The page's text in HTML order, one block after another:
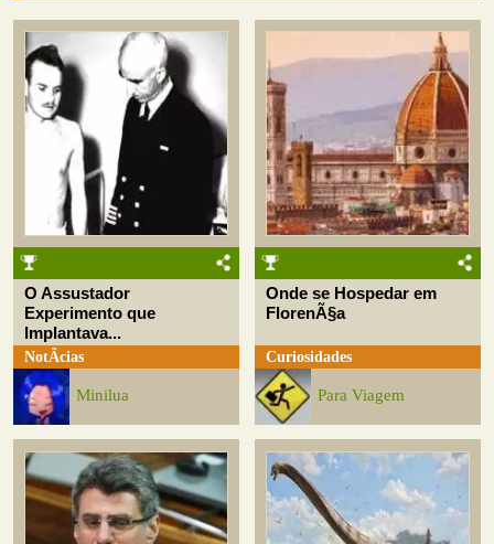
O Assustador
Experimento que
Implantava...
NotÃ­cias
Minilua
Onde se Hospedar em
FlorenÃ§a
Curiosidades
Para Viagem